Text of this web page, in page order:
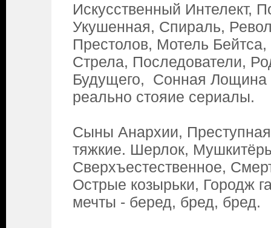
Искусственный Интелект,
Укушенная, Спираль,
Престолов, Мотель
Стрела, Последователи,
Будущего, Сонная Лощина
реально стояие сериалы.
Сыны Анархии,
тяжкие. Шерлок,
Сверхъестественное,
Острые козырьки, Городж
мечты - беред, бред, бред.